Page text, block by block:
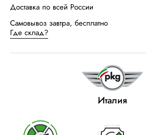
Италия
Доставка по всей России
Самовывоз завтра, бесплатно
Где склад?